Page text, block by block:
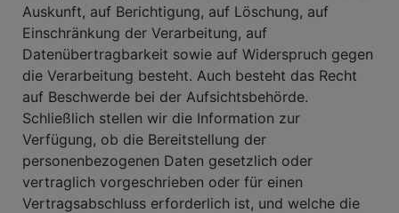
Auskunft, auf Berichtigung, auf Löschung, auf
Einschränkung der Verarbeitung, auf
Datenübertragbarkeit sowie auf Widerspruch gegen
die Verarbeitung besteht. Auch besteht das Recht
auf Beschwerde bei der Aufsichtsbehörde.
Schließlich stellen wir die Information zur
Verfügung, ob die Bereitstellung der
personenbezogenen Daten gesetzlich oder
vertraglich vorgeschrieben oder für einen
Vertragsabschluss erforderlich ist, und welche die